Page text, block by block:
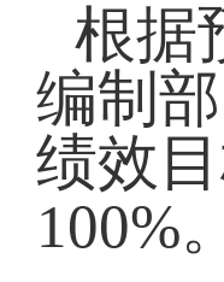
根据
编制
绩效
100%。